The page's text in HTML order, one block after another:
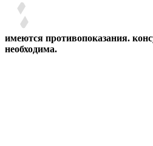
имеются противопоказания.
необходима.